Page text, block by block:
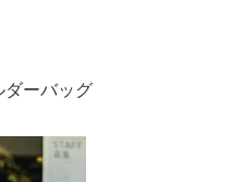
ダーバッグ